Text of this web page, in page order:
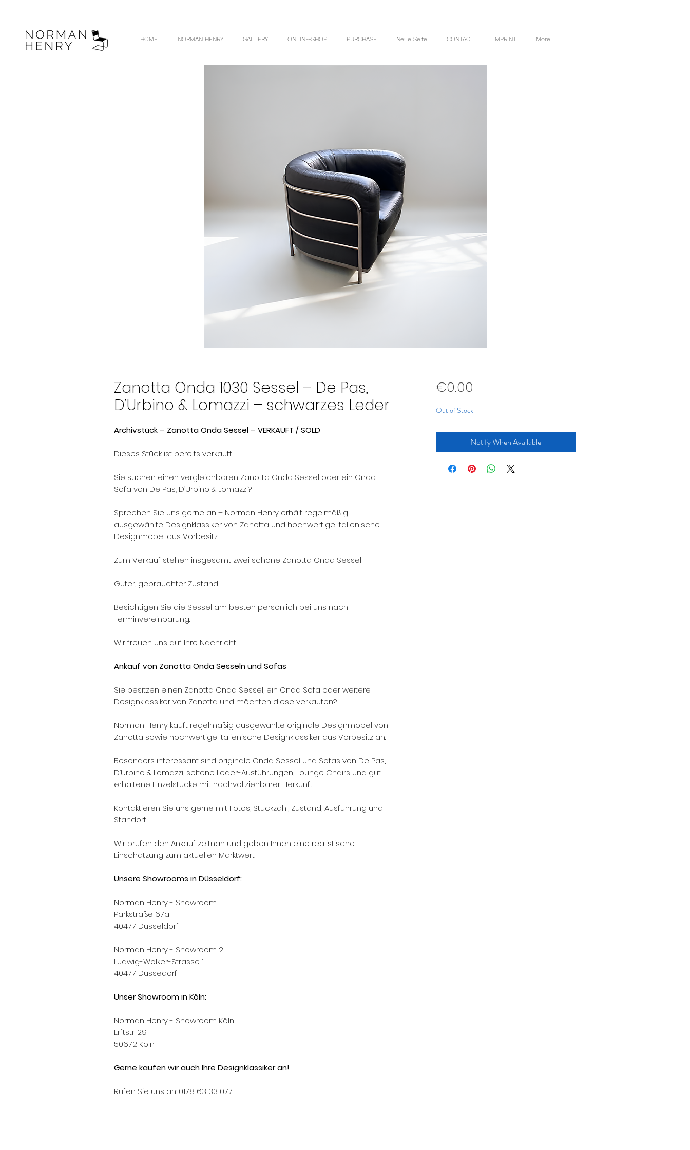
HOME NORMAN HENRY GALLERY ONLINE-SHOP PURCHASE Neue Seite CONTACT IMPRINT More
Zanotta Onda 1030 Sessel – De Pas,
D’Urbino & Lomazzi – schwarzes Leder
Archivstück – Zanotta Onda Sessel – VERKAUFT / SOLD
Dieses Stück ist bereits verkauft.
Sie suchen einen vergleichbaren Zanotta Onda Sessel oder ein Onda
Sofa von De Pas, D’Urbino & Lomazzi?
Sprechen Sie uns gerne an – Norman Henry erhält regelmäßig
ausgewählte Designklassiker von Zanotta und hochwertige italienische
Designmöbel aus Vorbesitz.
Zum Verkauf stehen insgesamt zwei schöne Zanotta Onda Sessel
Guter, gebrauchter Zustand!
Besichtigen Sie die Sessel am besten persönlich bei uns nach
Terminvereinbarung.
Wir freuen uns auf Ihre Nachricht!
Ankauf von Zanotta Onda Sesseln und Sofas
Sie besitzen einen Zanotta Onda Sessel, ein Onda Sofa oder weitere
Designklassiker von Zanotta und möchten diese verkaufen?
Norman Henry kauft regelmäßig ausgewählte originale Designmöbel von
Zanotta sowie hochwertige italienische Designklassiker aus Vorbesitz an.
Besonders interessant sind originale Onda Sessel und Sofas von De Pas,
D’Urbino & Lomazzi, seltene Leder-Ausführungen, Lounge Chairs und gut
erhaltene Einzelstücke mit nachvollziehbarer Herkunft.
Kontaktieren Sie uns gerne mit Fotos, Stückzahl, Zustand, Ausführung und
Standort.
Wir prüfen den Ankauf zeitnah und geben Ihnen eine realistische
Einschätzung zum aktuellen Marktwert.
Unsere Showrooms in Düsseldorf:
Norman Henry - Showroom 1
Parkstraße 67a
40477 Düsseldorf
Norman Henry - Showroom 2
Ludwig-Wolker-Strasse 1
40477 Düssedorf
Unser Showroom in Köln:
Norman Henry - Showroom Köln
Erftstr. 29
50672 Köln
Gerne kaufen wir auch Ihre Designklassiker an!
Rufen Sie uns an: 0178 63 33 077
€0.00
Out of Stock
Notify When Available